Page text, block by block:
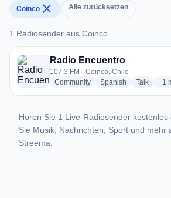
Coinco close Alle zurücksetzen
1 Radiosender aus Coinco
1 Radiosender aus Coinco
Radio Encuentro
107.3 FM · Coinco, Chile
Communityradio stations
Spanish radio stations
Talkradio+1
Hören Sie 1 Live-Radiosender kostenlos
Sie Musik, Nachrichten, Sport und mehr
Streema.